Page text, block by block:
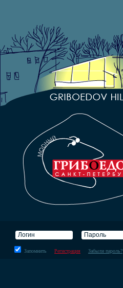
Запомнить Регистрация Забыли пароль?